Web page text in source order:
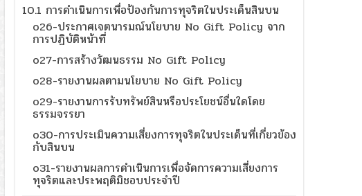
10.1 การดำเนินการเพื่อป้องกันการทุจริตในประเด็นสินบน
o26-ประกาศเจตนารมณ์นโยบาย No Gift Policy จาก
การปฏิบัติหน้าที่
o27-การสร้างวัฒนธรรม No Gift Policy
o28-รายงานผลตามนโยบาย No Gift Policy
o29-รายงานการรับทรัพย์สินหรือประโยชน์อื่นใดโดย
ธรรมจรรยา
o30-การประเมินความเสี่ยงการทุจริตในประเด็นที่เกี่ยวข้อง
กับสินบน
o31-รายงานผลการดำเนินการเพื่อจัดการความเสี่ยงการ
ทุจริตและประพฤติมิชอบประจำปี